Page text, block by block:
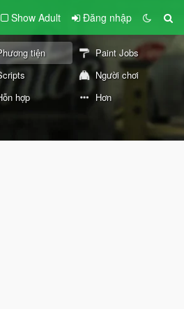
Show Adult Đăng nhập
tiện
Paint Jobs
Người chơi
hợp Hơn